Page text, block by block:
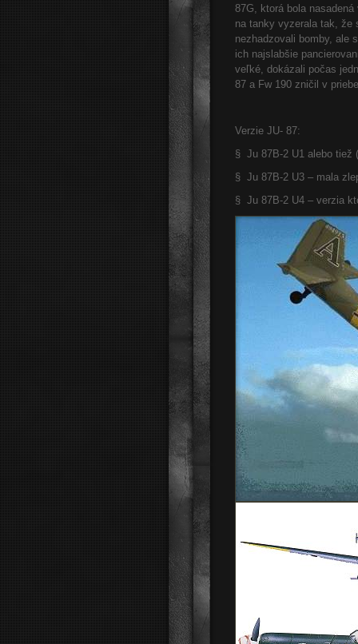
87G, ktorá bola
na tanky vyzerala tak, že
nezhadzovali bomby, ale
ich najslabšie
veľké, dokázali počas
87 a Fw 190 zničil v
Verzie JU- 87:
§ Ju 87B-2 U1 alebo tiež
§ Ju 87B-2 U3 – mala
§ Ju 87B-2 U4 – verzia